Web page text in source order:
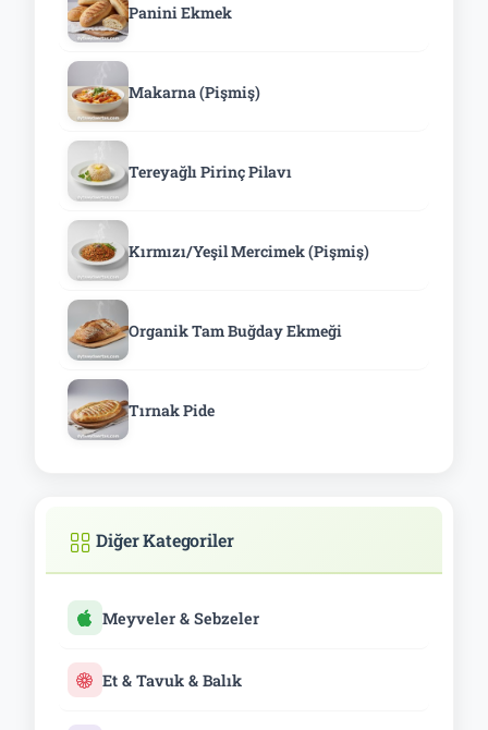
Panini Ekmek
Makarna (Pişmiş)
Tereyağlı Pirinç Pilavı
Kırmızı/Yeşil Mercimek (Pişmiş)
Organik Tam Buğday Ekmeği
Tırnak Pide
Diğer Kategoriler
Meyveler & Sebzeler
Et & Tavuk & Balık